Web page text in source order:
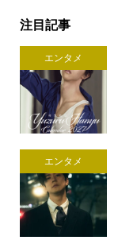
注目記事
エンタメ
エンタメ